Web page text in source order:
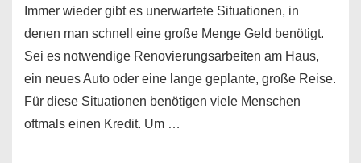
Immer wieder gibt es unerwartete Situationen, in
denen man schnell eine große Menge Geld benötigt.
Sei es notwendige Renovierungsarbeiten am Haus,
ein neues Auto oder eine lange geplante, große Reise.
Für diese Situationen benötigen viele Menschen
oftmals einen Kredit. Um …